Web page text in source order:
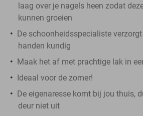
laag over je nagels heen zodat
kunnen groeien
De schoonheidsspecialiste
handen kundig
Maak het af met prachtige lak in
Ideaal voor de zomer!
De eigenaresse komt bij jou thuis,
deur niet uit